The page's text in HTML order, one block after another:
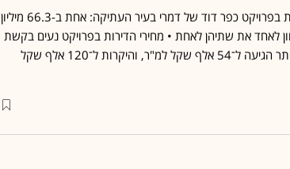
רוכש אמריקאי-ישראלי רכש שתי דירות בפרויקט כפר דוד של דמרי בעיר העתיקה: אחת ב-66.3 מיליון
והוא מתכוון לאחד את שתיהן לאחת • מחירי הדירות בפרויקט נעים בקשת
רחבה מאוד של מחירים, כשהזולה ביותר הגיעה ל־54 אלף שקל למ"ר, והיקרות ל־120 אלף שקל